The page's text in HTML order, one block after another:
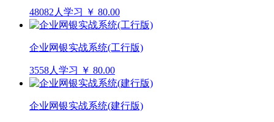
48082人学习 ￥ 80.00
企业网银实战系统(工行版)
3558人学习 ￥ 80.00
企业网银实战系统(建行版)